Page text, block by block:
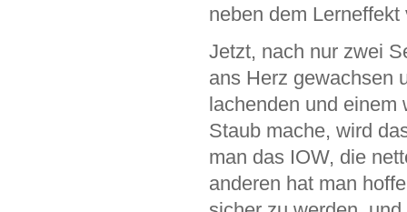
neben dem
Jetzt, nach nur zwei
ans Herz gewachsen
lachenden und einem
Staub mache, wird
man das IOW, die
anderen hat man